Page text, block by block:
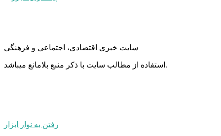
سایت خبری اقتصادی، اجتماعی و فرهنگی
استفاده از مطالب سایت با ذکر منبع بلامانع میباشد.
رفتن به نوار ابزار